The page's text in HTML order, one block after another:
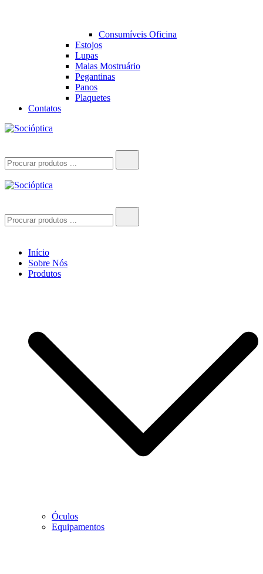
Consumíveis Oficina
Estojos
Lupas
Malas Mostruário
Pegantinas
Panos
Plaquetes
Contatos
for:
for:
Início
Sobre Nós
Produtos
Óculos
Equipamentos